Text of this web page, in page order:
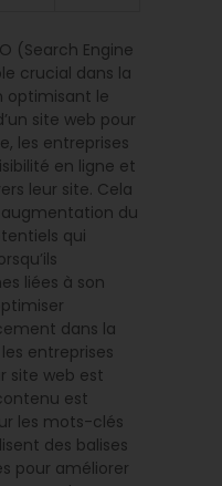
(Search Engine
crucial dans la
optimisant le
site web pour
les entreprises
en ligne et
leur site. Cela
du
qui
liées à son
dans la
les entreprises
site web est
est
les mots-clés
des balises
pour améliorer